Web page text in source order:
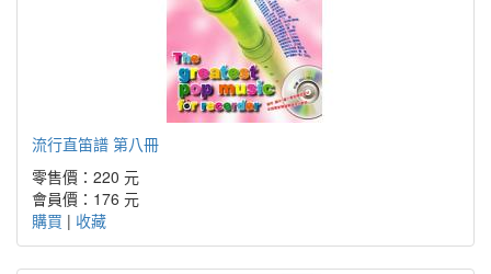
流行直笛譜 第八冊
零售價：220 元
會員價：176 元
購買 | 收藏